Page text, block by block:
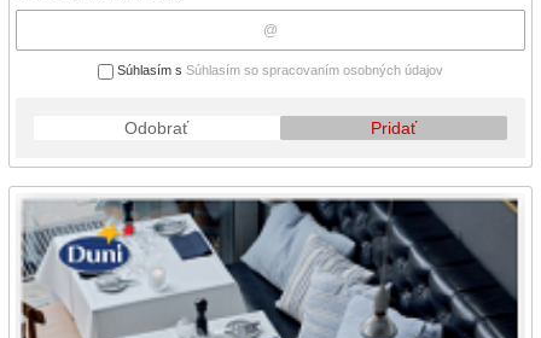
Súhlasím s Súhlasím so spracovaním osobných údajov
Odobrať Pridať